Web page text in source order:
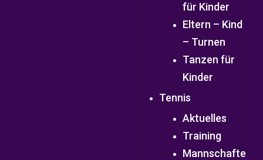
für Kinder
Eltern – Kind
– Turnen
Tanzen für
Kinder
Tennis
Aktuelles
Training
Mannschafte